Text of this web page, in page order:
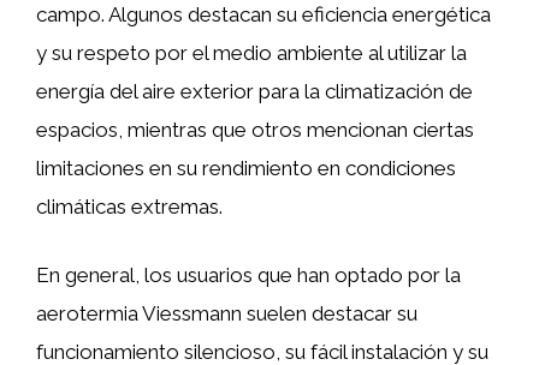
campo. Algunos destacan su eficiencia energética
y su respeto por el medio ambiente al utilizar la
energía del aire exterior para la climatización de
espacios, mientras que otros mencionan ciertas
limitaciones en su rendimiento en condiciones
climáticas extremas.
En general, los usuarios que han optado por la
aerotermia Viessmann suelen destacar su
funcionamiento silencioso, su fácil instalación y su